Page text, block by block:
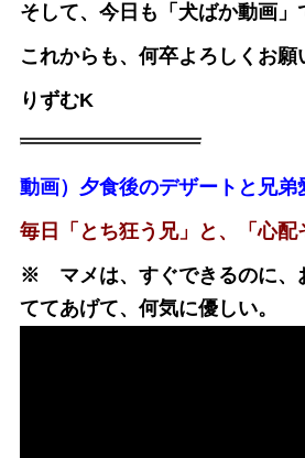
そして、今日も「犬ばか動画」
これからも、何卒よろしくお願
りずむK
動画）夕食後のデザートと兄
毎日「とち狂う兄」と、「心配
※ マメは、すぐできるのに、
ててあげて、何気に優しい。